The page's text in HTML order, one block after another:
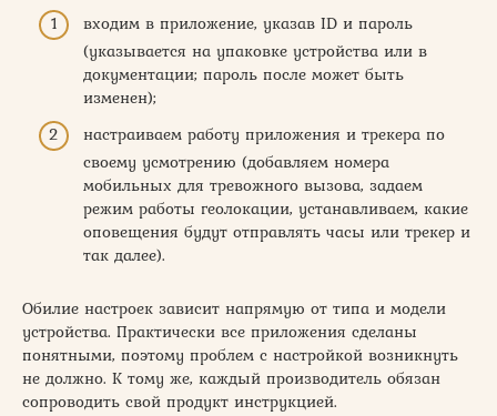
входим в приложение, указав ID и пароль
(указывается на упаковке устройства или в
документации; пароль после может быть
изменен);
настраиваем работу приложения и трекера по
своему усмотрению (добавляем номера
мобильных для тревожного вызова, задаем
режим работы геолокации, устанавливаем, какие
оповещения будут отправлять часы или трекер и
так далее).
Обилие настроек зависит напрямую от типа и модели
устройства. Практически все приложения сделаны
понятными, поэтому проблем с настройкой возникнуть
не должно. К тому же, каждый производитель обязан
сопроводить свой продукт инструкцией.